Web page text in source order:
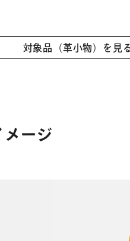
対象品（革小物）を見
メージ